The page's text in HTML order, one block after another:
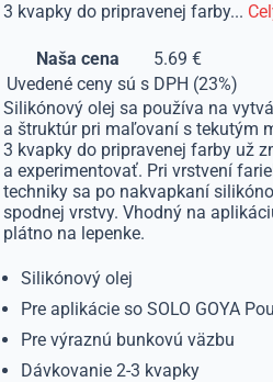
3 kvapky do pripravenej farby...
Naša cena
5.69 €
Uvedené ceny sú s DPH (23%)
Silikónový olej sa používa na
a štruktúr pri maľovaní s tekutým
3 kvapky do pripravenej farby už
a experimentovať. Pri vrstvení
techniky sa po nakvapkaní
spodnej vrstvy. Vhodný na
plátno na lepenke.
Silikónový olej
Pre aplikácie so SOLO GOYA
Pre výraznú bunkovú väzbu
Dávkovanie 2-3 kvapky